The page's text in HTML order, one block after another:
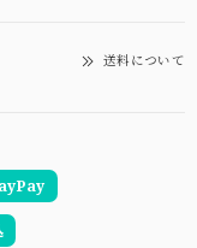
送料について